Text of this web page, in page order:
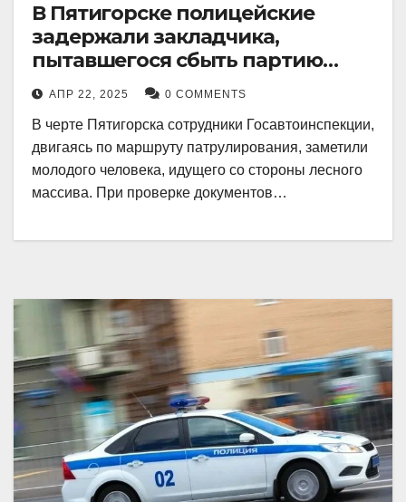
В Пятигорске полицейские
задержали закладчика,
пытавшегося сбыть партию
синтетического наркотика
АПР 22, 2025 0 COMMENTS
В черте Пятигорска сотрудники Госавтоинспекции,
двигаясь по маршруту патрулирования, заметили
молодого человека, идущего со стороны лесного
массива. При проверке документов…